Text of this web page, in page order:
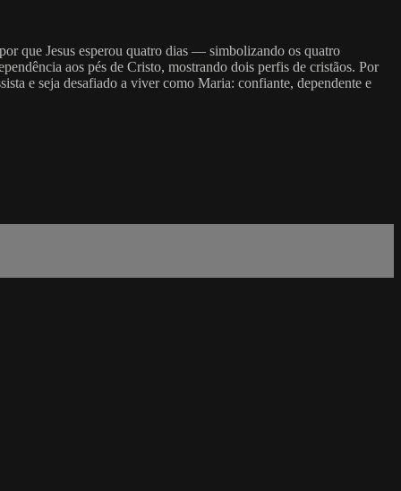
que Jesus esperou quatro dias — simbolizando os quatro
aos pés de Cristo, mostrando dois perfis de cristãos. Por
e seja desafiado a viver como Maria: confiante, dependente e